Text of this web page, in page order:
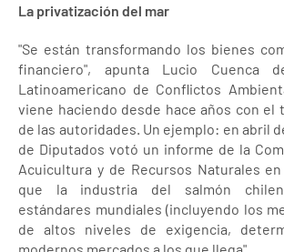
La privatización del mar
"Se están transformando los bienes
financiero", apunta Lucio Cuenca
Latinoamericano de Conflictos
viene haciendo desde hace años con el
de las autoridades. Un ejemplo: en abril
de Diputados votó un informe de la
Acuicultura y de Recursos Naturales
que la industria del salmón
estándares mundiales (incluyendo los
de altos niveles de exigencia,